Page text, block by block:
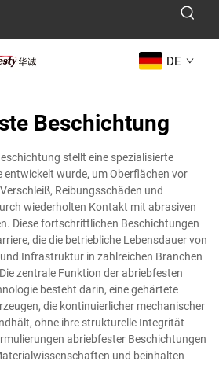
DE
Beschichtung
stellt eine spezialisierte
entwickelt wurde, um Oberflächen vor
Reibungsschäden und
wiederholten Kontakt mit abrasiven
Diese fortschrittlichen Beschichtungen
die die betriebliche Lebensdauer von
Infrastruktur in zahlreichen Branchen
zentrale Funktion der abriebfesten
besteht darin, eine gehärtete
die kontinuierlicher mechanischer
ohne ihre strukturelle Integrität
abriebfester Beschichtungen
und beinhalten